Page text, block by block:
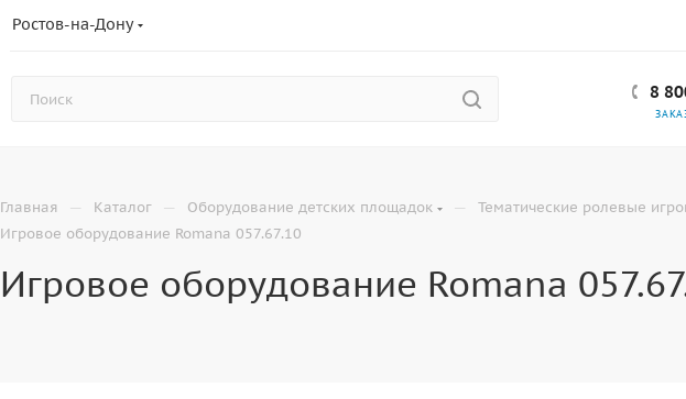
Ростов-на-Дону
8
Главная — Каталог — Оборудование детских площадок — Тематические ролевые
Игровое оборудование Romana 057.67.10
Игровое оборудование Romana